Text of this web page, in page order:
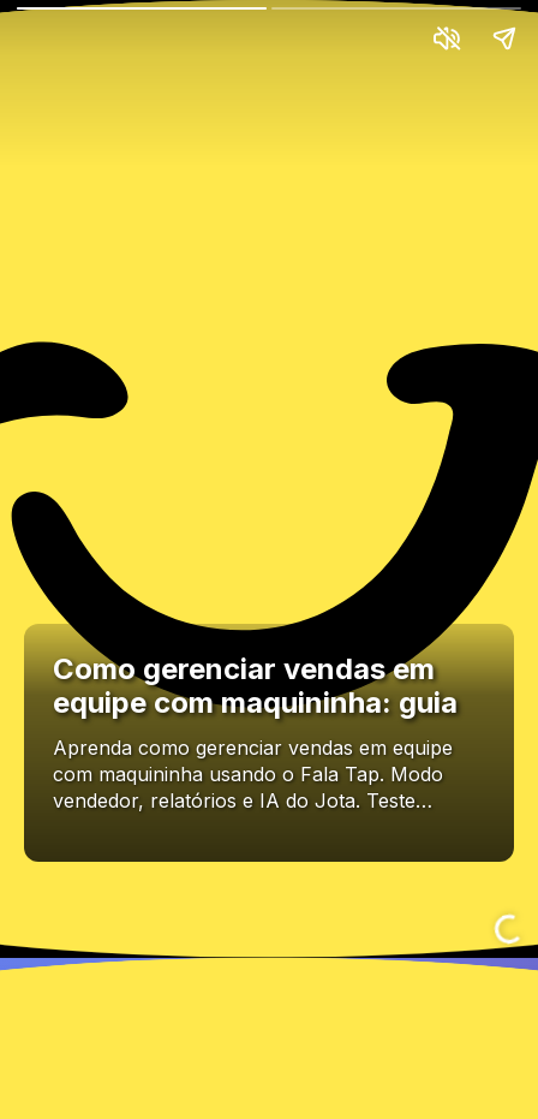
Como gerenciar vendas em
equipe com maquininha: guia
Aprenda como gerenciar vendas em equipe
com maquininha usando o Fala Tap. Modo
vendedor, relatórios e IA do Jota. Teste…